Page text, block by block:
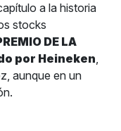
a la historia
stocks
DE LA
por Heineken,
aunque en un